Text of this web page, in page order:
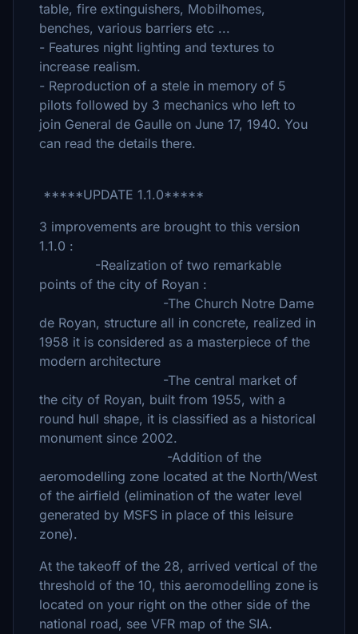
table, fire extinguishers, Mobilhomes,
benches, various barriers etc ...
- Features night lighting and textures to
increase realism.
- Reproduction of a stele in memory of 5
pilots followed by 3 mechanics who left to
join General de Gaulle on June 17, 1940. You
can read the details there.
*****UPDATE 1.1.0*****
3 improvements are brought to this version
1.1.0 :
-Realization of two remarkable
points of the city of Royan :
-The Church Notre Dame
de Royan, structure all in concrete, realized in
1958 it is considered as a masterpiece of the
modern architecture
-The central market of
the city of Royan, built from 1955, with a
round hull shape, it is classified as a historical
monument since 2002.
-Addition of the
aeromodelling zone located at the North/West
of the airfield (elimination of the water level
generated by MSFS in place of this leisure
zone).
At the takeoff of the 28, arrived vertical of the
threshold of the 10, this aeromodelling zone is
located on your right on the other side of the
national road, see VFR map of the SIA.